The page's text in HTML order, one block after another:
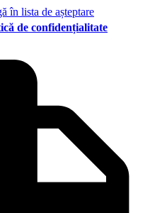
în lista de așteptare
de confidențialitate